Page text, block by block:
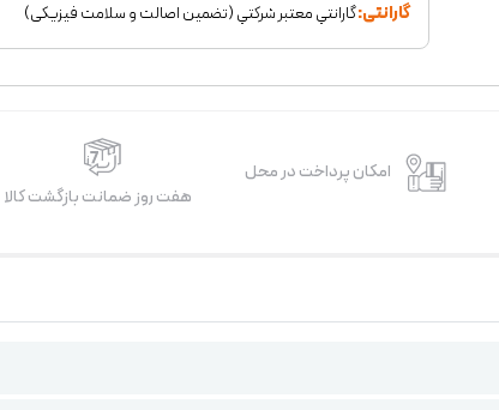
گارانتی:گارانتي معتبر شركتي (تضمين اصالت و سلامت فیزیکی)
امکان پرداخت در محل
هفت روز ضمانت بازگشت کالا